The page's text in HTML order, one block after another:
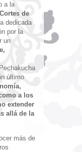
a la
de
dedicada
por la
un
último
a los
extender
allá de la
más de